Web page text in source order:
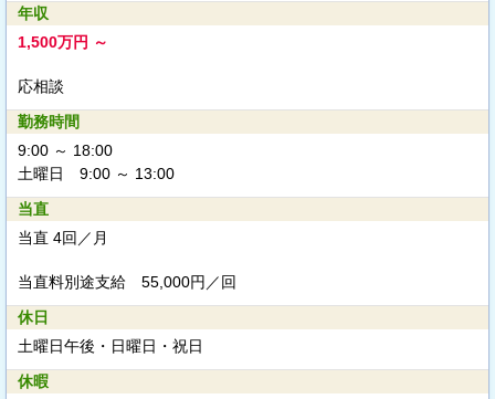
年収
1,500万円 ～
応相談
勤務時間
9:00 ～ 18:00
土曜日 9:00 ～ 13:00
当直
当直 4回／月
当直料別途支給
55,000円／回
休日
土曜日午後・日曜日・祝日
休暇